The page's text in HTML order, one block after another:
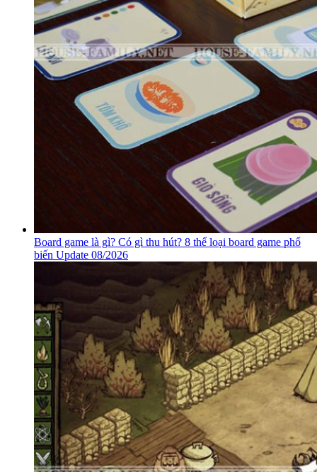
Board game là gì? Có gì thu hút? 8 thể loại board game phổ
biến Update 08/2026